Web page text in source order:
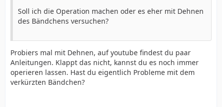
Soll ich die Operation machen oder es eher mit Dehnen
des Bändchens versuchen?
Probiers mal mit Dehnen, auf youtube findest du paar
Anleitungen. Klappt das nicht, kannst du es noch immer
operieren lassen. Hast du eigentlich Probleme mit dem
verkürzten Bändchen?